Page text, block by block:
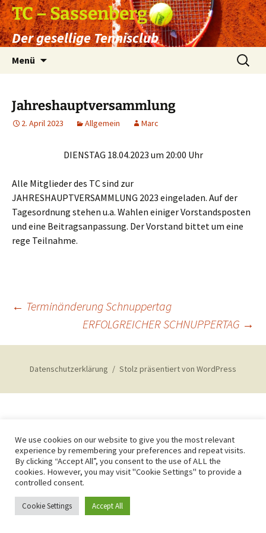
Zum
Inhalt
springen
TC – Sassenberg
Der gesellige Tennisclub
Menü
Suchen
nach:
Jahreshauptversammlung
2. April 2023 Allgemein Marc
DIENSTAG 18.04.2023 um 20:00 Uhr
Alle Mitglieder des TC sind zur
JAHRESHAUPTVERSAMMLUNG 2023 eingeladen. Auf der
Tagesordnung stehen u.a. Wahlen einiger Vorstandsposten
und eine Beitragsanpassung. Der Vorstand bittet um eine
rege Teilnahme.
Beitragsnavigation
← Terminänderung Schnuppertag
ERFOLGREICHER SCHNUPPERTAG →
Datenschutzerklärung Stolz präsentiert von WordPress
We use cookies on our website to give you the most relevant
experience by remembering your preferences and repeat visits.
By clicking “Accept All”, you consent to the use of ALL the
cookies. However, you may visit "Cookie Settings" to provide a
controlled consent.
Cookie Settings Accept All